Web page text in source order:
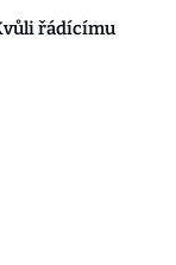
řádícímu